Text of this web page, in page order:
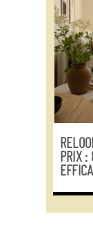
PRIX :